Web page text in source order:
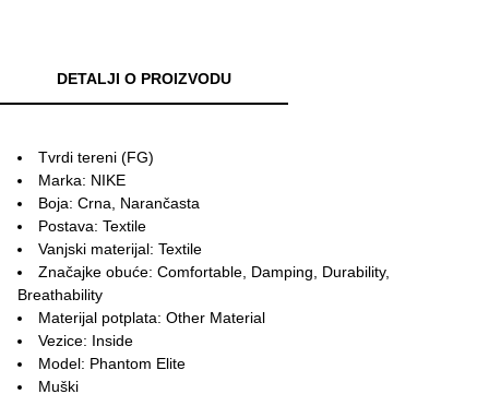
DETALJI O PROIZVODU
Tvrdi tereni (FG)
Marka: NIKE
Boja: Crna, Narančasta
Postava: Textile
Vanjski materijal: Textile
Značajke obuće: Comfortable, Damping, Durability,
Breathability
Materijal potplata: Other Material
Vezice: Inside
Model: Phantom Elite
Muški